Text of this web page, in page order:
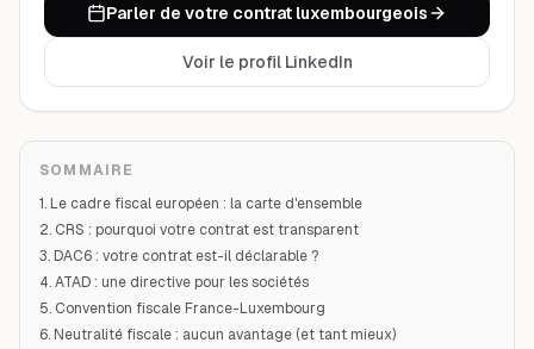
Parler de votre contrat luxembourgeois
Voir le profil LinkedIn
SOMMAIRE
1. Le cadre fiscal européen : la carte d'ensemble
2. CRS : pourquoi votre contrat est transparent
3. DAC6 : votre contrat est-il déclarable ?
4. ATAD : une directive pour les sociétés
5. Convention fiscale France-Luxembourg
6. Neutralité fiscale : aucun avantage (et tant mieux)